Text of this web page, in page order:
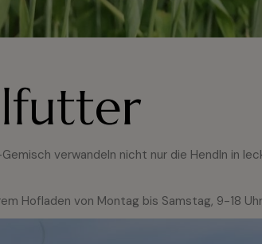
verwandeln nicht nur die Hendln in
Hofladen von Montag bis Samstag, 9-18